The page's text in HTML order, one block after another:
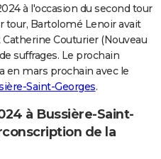
à l'occasion du second tour
tour, Bartolomé Lenoir avait
Couturier (Nouveau
suffrages. Le prochain
en mars prochain avec le
Saint-Georges.
à Bussière-Saint-
de la